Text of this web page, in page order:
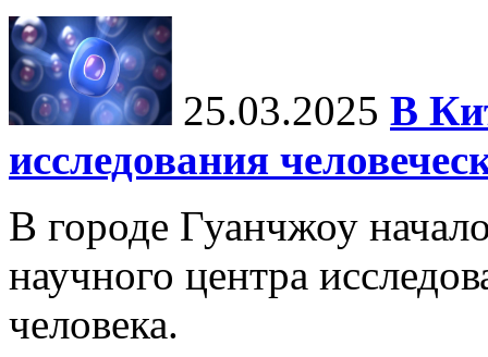
25.03.2025 В
исследования
В городе Гуанчжоу
научного центра
человека.